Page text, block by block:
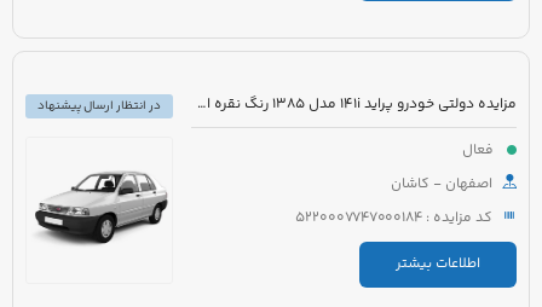
مزایده دولتی خودرو پراید 141i مدل 1385 رنگ نقره ای متالیک
فعال
اصفهان - کاشان
کد مزایده : 5220007747000184
اطلاعات بیشتر
در انتظار ارسال پیشنهاد